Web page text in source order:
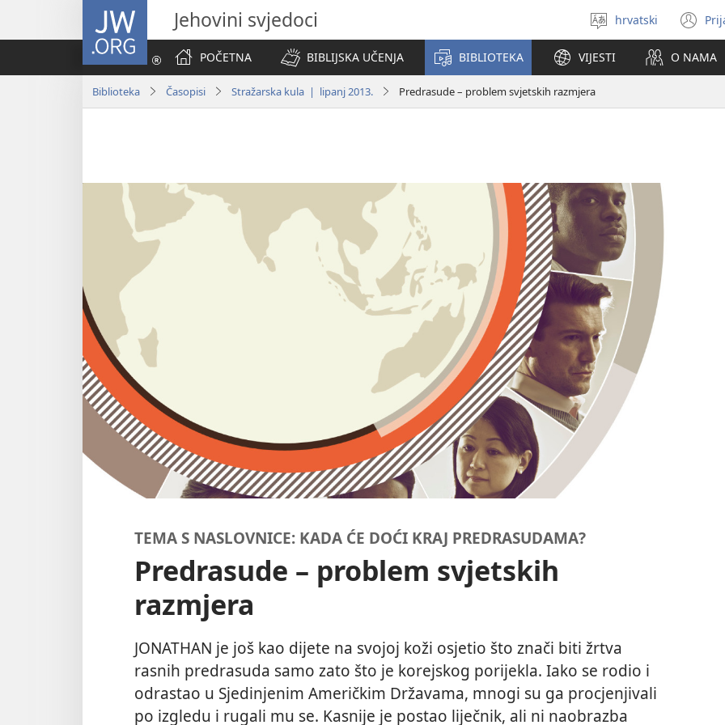
JW.ORG Jehovini svjedoci
Izaberi
jezik
hrvatski
se
novi
POČETNA
BIBLIJSKA UČENJA BIBLIOTEKA VIJESTI O NAMA
Biblioteka Časopisi Stražarska kula | lipanj 2013. Predrasude – problem svjetskih razmjera
TEMA S NASLOVNICE: KADA ĆE DOĆI KRAJ PREDRASUDAMA?
Predrasude – problem svjetskih
razmjera
JONATHAN je još kao dijete na svojoj koži osjetio što znači biti žrtva
rasnih predrasuda samo zato što je korejskog porijekla. Iako se rodio i
odrastao u Sjedinjenim Američkim Državama, mnogi su ga procjenjivali
po izgledu i rugali mu se. Kasnije je postao liječnik, ali ni naobrazba